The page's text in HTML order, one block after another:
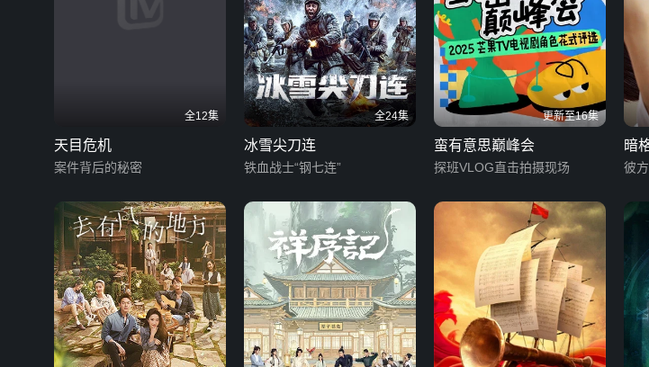
全12集
天目危机
案件背后的秘密
全24集
冰雪尖刀连
铁血战士“钢七连”
更新至16集
蛮有意思巅峰会
探班VLOG直击拍摄现场
暗
彼